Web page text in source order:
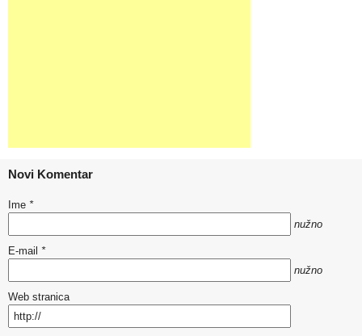
Novi Komentar
Ime *
nužno
E-mail *
nužno
Web stranica